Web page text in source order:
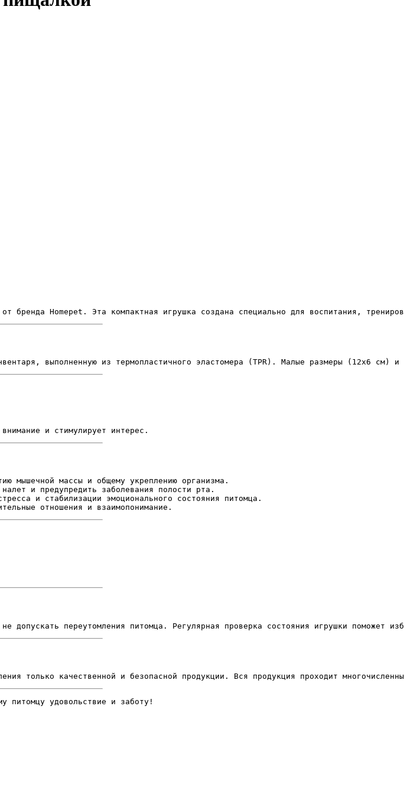
бренда Homepet. Эта компактная игрушка создана специально для воспитания,
выполненную из термопластичного эластомера (TPR). Малые размеры (12х6
и стимулирует интерес.
мышечной массы и общему укреплению организма.
и предупредить заболевания полости рта.
и стабилизации эмоционального состояния питомца.
отношения и взаимопонимание.
допускать переутомления питомца. Регулярная проверка состояния игрушки поможет
только качественной и безопасной продукции. Вся продукция проходит
питомцу удовольствие и заботу!